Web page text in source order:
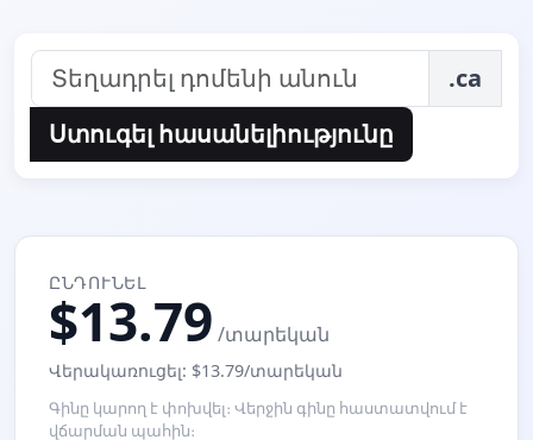
.ca
Ստուգել հասանելիությունը
ԸՆԴՈՒՆԵԼ
$13.79 /տարեկան
Վերակառուցել: $13.79/տարեկան
Գինը կարող է փոխվել։ Վերջին գինը հաստատվում է
վճարման պահին։